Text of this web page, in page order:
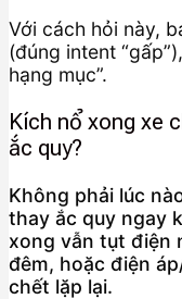
Với cách hỏi này,
(đúng intent
hạng mục”.
Kích nổ xong xe
ắc quy?
Không phải lúc
thay ắc quy ngay
xong vẫn tụt điện
đêm, hoặc điện
chết lặp lại.